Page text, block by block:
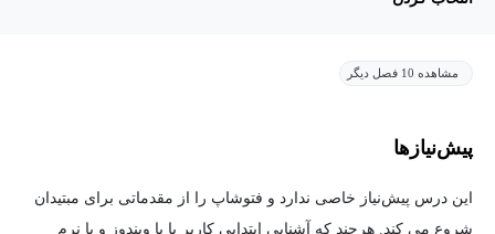
مشاهده 10 فصل دیگر
پیش‌نیاز‌ها
این درس پیش‌نیاز خاصی ندارد و فتوشاپ را از مقدماتی برای مبتیدان
شروع می کند. هرچند که آشنایی ابتدایی کاربر با با ویندوز و یا نرم